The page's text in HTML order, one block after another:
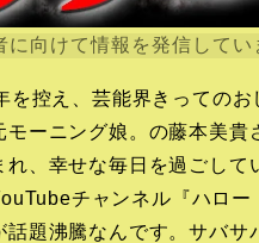
に向けて情報を発信してい
を控え、芸能界きっての
モーニング娘。の藤本美
れ、幸せな毎日を過ごして
チャンネル『ハロ
話題沸騰なんです。サバ